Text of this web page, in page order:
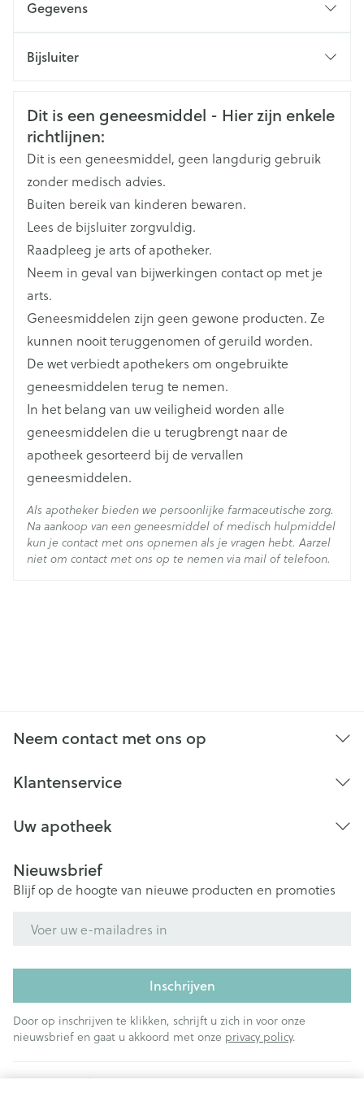
allergische reacties,
hoofdpijn,
buikpijn, diarree, misselijkheid, braken, constipatie
(verstopping),
vermindering van het aantal van bepaalde
allergische reacties die het staken van de
door geneesmiddelen veroorzaakte leverschade,
ernstige huidreacties, in het bijzonder etter, blaren,
troebele urine.
vermindering van het aantal rode bloedcellen,
langdurig gebruik van hoge doses,
hepatitis, verhoogde concentratie leverenzymen
een ernstige aandoening die het bloed zuurder kan
maken (metabole acidose genaamd) bij patiënten
met een ernstige ziekte die paracetamol gebruiken
er is geen probleem voor de tabletten die moeten
Lichaamsgewicht
Vanaf 50 kg 1-2
4 tot 6
Gegevens
Merken
Breedte 93 mm
Lengte
Diepte 65 mm
Verpakking
40
Actieve
Ingrediënten
paracetamol
Behoud Kamertemperatuur (15°C - 25°C)
Bijsluiter
Veiligheidsinformatie
Dit is een geneesmiddel - Hier zijn enkele
richtlijnen:
Dit is een geneesmiddel, geen langdurig gebruik
zonder medisch advies.
Buiten bereik van kinderen bewaren.
Lees de bijsluiter zorgvuldig.
Raadpleeg je arts of apotheker.
Neem in geval van bijwerkingen contact op met je
arts.
Geneesmiddelen zijn geen gewone producten. Ze
kunnen nooit teruggenomen of geruild worden.
De wet verbiedt apothekers om ongebruikte
geneesmiddelen terug te nemen.
In het belang van uw veiligheid worden alle
geneesmiddelen die u terugbrengt naar de
apotheek gesorteerd bij de vervallen
geneesmiddelen.
Als apotheker bieden we persoonlijke farmaceutische zorg.
Na aankoop van een geneesmiddel of medisch hulpmiddel
kun je contact met ons opnemen als je vragen hebt. Aarzel
niet om contact met ons op te nemen via mail of telefoon.
Neem contact met ons op
Klantenservice
Uw apotheek
Nieuwsbrief
Blijf op de hoogte van nieuwe producten en promoties
Inschrijven
Door op inschrijven te klikken, schrijft u zich in voor onze
nieuwsbrief en gaat u akkoord met onze privacy policy.